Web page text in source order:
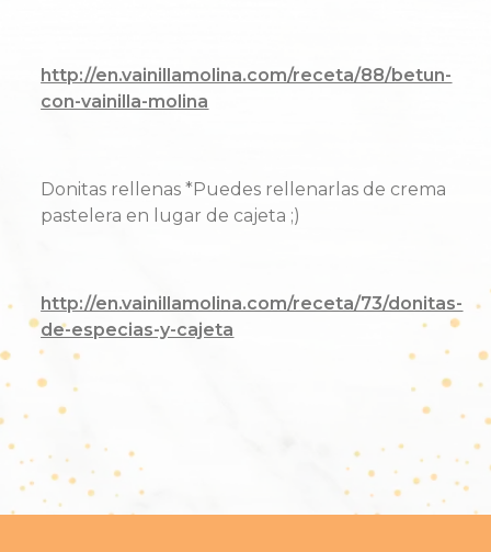
http://en.vainillamolina.com/receta/88/betun-
con-vainilla-molina
Donitas rellenas *Puedes rellenarlas de crema
pastelera en lugar de cajeta ;)
http://en.vainillamolina.com/receta/73/donitas-
de-especias-y-cajeta